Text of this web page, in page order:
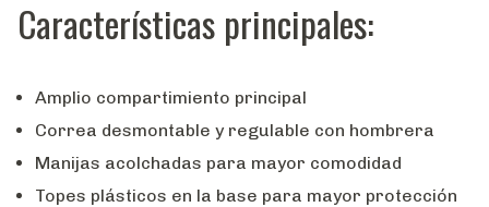
Características principales:
Amplio compartimiento principal
Correa desmontable y regulable con hombrera
Manijas acolchadas para mayor comodidad
Topes plásticos en la base para mayor protección